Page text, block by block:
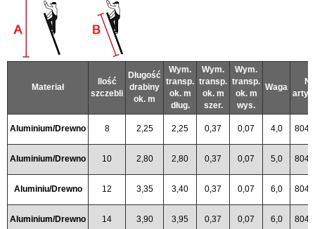
Materiał
Ilość
szczebli
Długość
drabiny
ok. m
Wym.
transp.
ok. m
dług.
Wym.
transp.
ok. m
szer.
Wym.
transp.
ok. m
wys.
Waga
Nr
Aluminium/Drewno 8 2,25 2,25 0,37 0,07 4,0
Aluminium/Drewno 10 2,80 2,80 0,37 0,07 5,0
Aluminiu/Drewno 12 3,35 3,40 0,37 0,07 6,0
Aluminium/Drewno 14 3,90 3,95 0,37 0,07 6,0